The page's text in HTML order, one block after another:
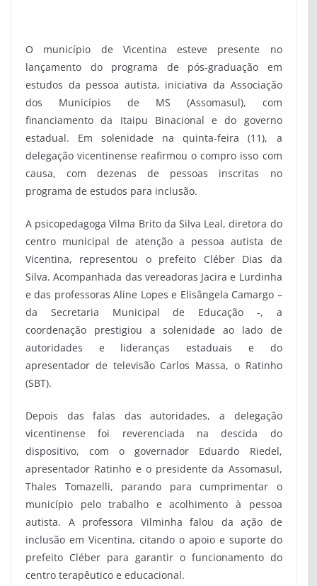
O município de Vicentina esteve presente no
lançamento do programa de pós-graduação em
estudos da pessoa autista, iniciativa da Associação
dos Municípios de MS (Assomasul), com
financiamento da Itaipu Binacional e do governo
estadual. Em solenidade na quinta-feira (11), a
delegação vicentinense reafirmou o compro isso com
causa, com dezenas de pessoas inscritas no
programa de estudos para inclusão.
A psicopedagoga Vilma Brito da Silva Leal, diretora do
centro municipal de atenção a pessoa autista de
Vicentina, representou o prefeito Cléber Dias da
Silva. Acompanhada das vereadoras Jacira e Lurdinha
e das professoras Aline Lopes e Elisângela Camargo –
da Secretaria Municipal de Educação -, a
coordenação prestigiou a solenidade ao lado de
autoridades e lideranças estaduais e do
apresentador de televisão Carlos Massa, o Ratinho
(SBT).
Depois das falas das autoridades, a delegação
vicentinense foi reverenciada na descida do
dispositivo, com o governador Eduardo Riedel,
apresentador Ratinho e o presidente da Assomasul,
Thales Tomazelli, parando para cumprimentar o
município pelo trabalho e acolhimento à pessoa
autista. A professora Vilminha falou da ação de
inclusão em Vicentina, citando o apoio e suporte do
prefeito Cléber para garantir o funcionamento do
centro terapêutico e educacional.